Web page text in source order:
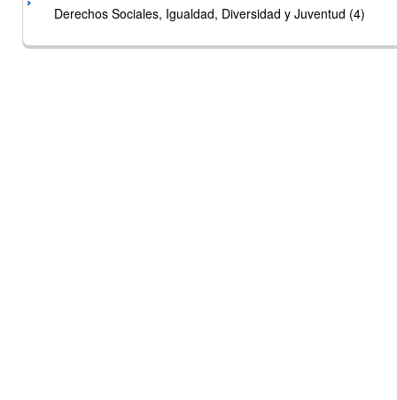
Derechos Sociales, Igualdad, Diversidad y Juventud (4)